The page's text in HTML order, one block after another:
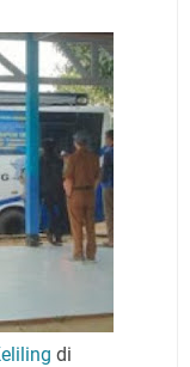
Mobil Samsat Keliling
Jumat 7 Agustus
Dihadiri Hanya Satu
Terjadi Pemadaman
10 Agustus 2026 Ada
Dua Acara
di